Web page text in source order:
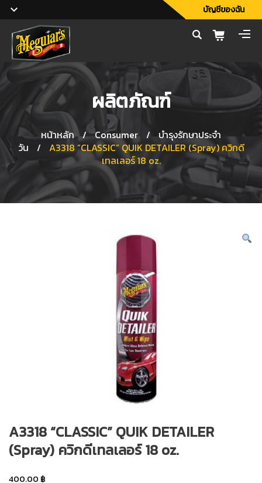
บัญชีของฉัน
ผลิตภัณฑ์
หน้าหลัก / Consumer /
บำรุงรักษาประจำ
วัน
/
A3318 “CLASSIC” QUIK DETAILER (Spray) ควิกดี
เทลเลอร์ 18 oz.
A3318 “CLASSIC” QUIK DETAILER
(Spray) ควิกดีเทลเลอร์ 18 oz.
400.00 ฿